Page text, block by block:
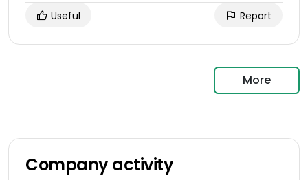
Useful Report
More
Company activity